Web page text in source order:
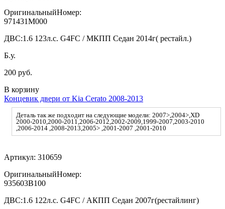
ОригинальныйНомер:
971431M000
ДВС:1.6 123л.с. G4FC / МКПП Седан 2014г( рестайл.)
Б.у.
200 руб.
В корзину
Концевик двери от Kia Cerato 2008-2013
Деталь так же подходит на следующие модели: 2007>,2004>,XD
2000-2010,2000-2011,2006-2012,2002-2009,1999-2007,2003-2010
,2006-2014 ,2008-2013,2005> ,2001-2007 ,2001-2010
Артикул: 310659
ОригинальныйНомер:
935603B100
ДВС:1.6 122л.с. G4FC / АКПП Седан 2007г(рестайлинг)